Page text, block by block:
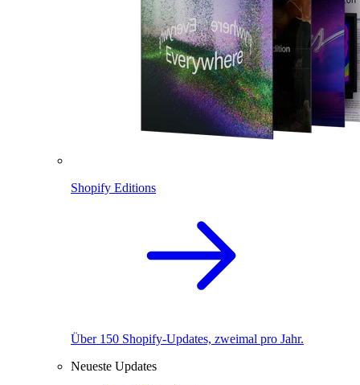
Shopify Editions
Über 150 Shopify-Updates, zweimal pro Jahr.
Neueste Updates